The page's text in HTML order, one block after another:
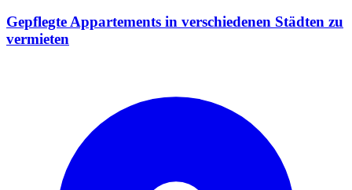
Gepflegte Appartements in verschiedenen Städten zu
vermieten